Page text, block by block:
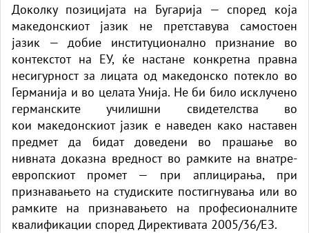
Доколку позицијата на Бугарија — според која
македонскиот јазик не претставува самостоен
јазик — добие институционално признание во
контекстот на ЕУ, ќе настане конкретна правна
несигурност за лицата од македонско потекло во
Германија и во целата Унија. Не би било исклучено
германските училишни свидетелства
во
кои македонскиот јазик е наведен како наставен
предмет да бидат доведени во прашање во
нивната доказна вредност во рамките на внатре-
европскиот промет — при аплицирања, при
признавањето на студиските постигнувања или во
рамките на признавањето на професионалните
квалификации според Директивата 2005/36/EЗ.